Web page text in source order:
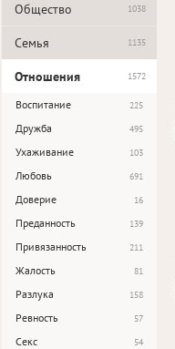
Общество 1038
Семья 1135
Отношения 1572
Воспитание 225
Дружба 495
Ухаживание 103
Любовь 691
Доверие 16
Преданность 139
Привязанность 211
Жалость 81
Разлука 158
Ревность 57
Секс 54